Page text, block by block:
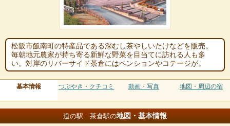
松阪市飯南町の特産品である深むし茶やしいたけなどを販売。
毎朝地元農家が持ち寄る新鮮な野菜を目当てに訪れる人も多
い。対岸のリバーサイド茶倉にはペンションやコテージが。
基本情報 つぶやき・クチコミ 動画・写真 地図・周辺の宿
道の駅 茶倉駅の地図・基本情報